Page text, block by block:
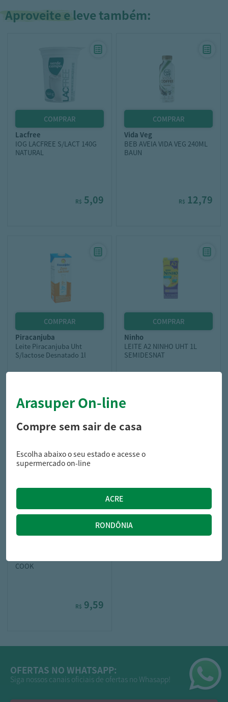
Aproveite e leve também:
lacfree
IOG LACFREE S/LACT 140G
NATURAL
R$ 5,09
vida veg
BEB AVEIA VIDA VEG 240ML
BAUN
R$ 12,79
piracanjuba
Leite Piracanjuba Uht
S/lactose Desnatado 1l
R$ 8,39
ninho
LEITE A2 NINHO UHT 1L
SEMIDESNAT
COOK
R$ 9,59
OFERTAS NO WHATSAPP:
Siga nossos canais oficiais de ofertas no Whasapp!
Arasuper On-line
Compre sem sair de casa
Escolha abaixo o seu estado e acesse o
supermercado on-line